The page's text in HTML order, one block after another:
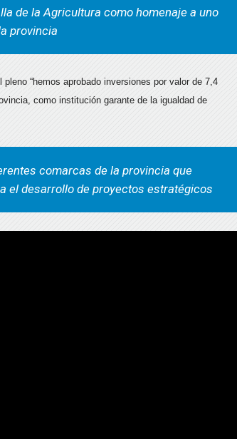
de la Agricultura como homenaje a uno
provincia
“hemos aprobado inversiones por valor de 7,4
como institución garante de la igualdad de
comarcas de la provincia que
el desarrollo de proyectos estratégicos